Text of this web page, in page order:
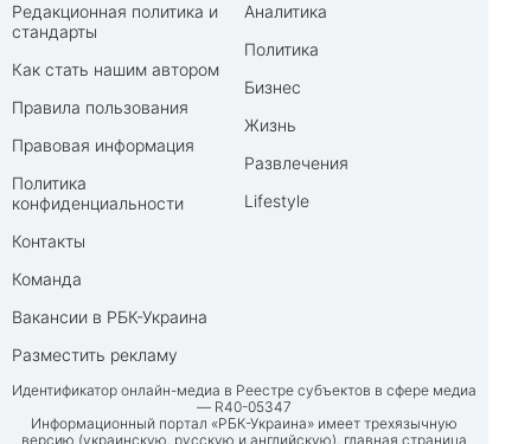
Редакционная политика и
стандарты
Как стать нашим автором
Правила пользования
Правовая информация
Политика
конфиденциальности
Контакты
Команда
Вакансии в РБК-Украина
Разместить рекламу
Аналитика
Политика
Бизнес
Жизнь
Развлечения
Lifestyle
Идентификатор онлайн-медиа в Реестре субъектов в сфере медиа
— R40-05347
Информационный портал «РБК-Украина» имеет трехязычную
версию (украинскую, русскую и английскую), главная страница